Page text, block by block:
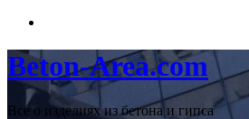
Перейти
содержимому
Beton-Area.com
Все о изделиях из бетона и гипса